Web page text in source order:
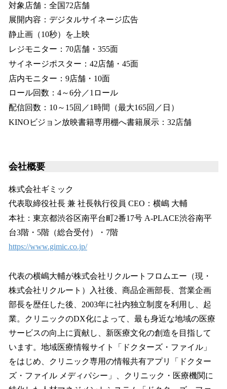
対象店舗：全国72店舗
展開内容：デジタルサイネージ広告
静止画（10秒）を上映
レジモニター：70店舗・355面
サイネージポスター：42店舗・45面
店内モニター：9店舗・10面
ロール回数：4～6分／1ロール
配信回数：10～15回／1時間（最大165回／日）
KINOビジョン放映書籍専用棚へ書籍展示：32店舗
会社概要
株式会社ギミック
代表取締役社長 兼 社長執行役員 CEO：横嶋 大輔
本社：東京都渋谷区南平台町2番17号 A-PLACE渋谷南平
台3階・5階（総合受付）・7階
https://www.gimic.co.jp/
代表の横嶋大輔が株式会社リクルートフロムエー（現・
株式会社リクルート）入社後、商品企画部長、営業企画
部長を歴任した後、2003年に社内独立制度を利用し、起
業。クリニックのDX化によって、最も身近な地域の医療
サービスの向上に貢献し、新医療文化の創造を目指して
います。地域医療情報サイト「ドクターズ・ファイル」
をはじめ、クリニック専用の情報共有アプリ「ドクター
ズ・ファイル メディパシー」、クリニック・医療機関に